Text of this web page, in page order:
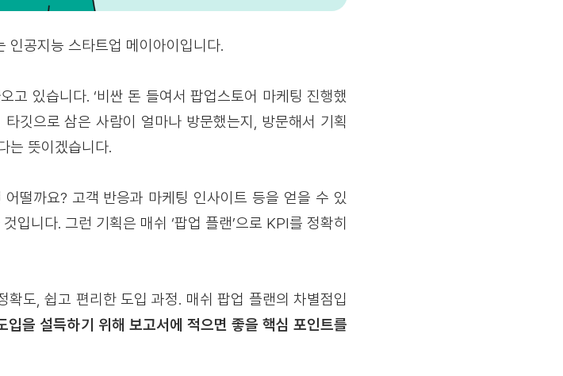
인공지능 스타트업 메이아이입니다.
고 있습니다. ‘비싼 돈 들여서 팝업스토어 마케팅 진행했
깃으로 삼은 사람이 얼마나 방문했는지, 방문해서 기획
는 뜻이겠습니다.
떨까요? 고객 반응과 마케팅 인사이트 등을 얻을 수 있
입니다. 그런 기획은 매쉬 ‘팝업 플랜’으로 KPI를 정확히
도, 쉽고 편리한 도입 과정. 매쉬 팝업 플랜의 차별점입
입을 설득하기 위해 보고서에 적으면 좋을 핵심 포인트를